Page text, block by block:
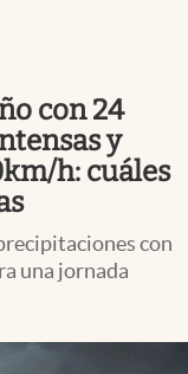
con 24
y
h: cuáles
con
una jornada